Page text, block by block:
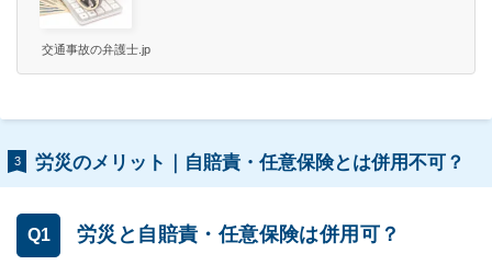
交通事故の弁護士.jp
3 労災のメリット｜自賠責・任意保険とは併用不可？
Q1 労災と自賠責・任意保険は併用可？